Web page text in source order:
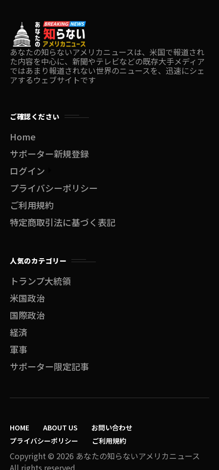
あなたの知らないアメリカニュースは、米国で報道され
た内容を中心に、新聞やテレビなどの既存大手メディア
ではあまり報道されない世界のニュースを、迅速にシェ
アするウェブサイトです
ご確認ください
Home
サポーター新規登録
ログイン
プライバシーポリシー
ご利用規約
特定商取引法に基づく表記
人気のカテゴリー
トランプ大統領
米国政治
国際政治
経済
軍事
サポーター限定記事
HOME ABOUT US
お問い合わせ
プライバシーポリシー
ご利用規約
Copyright © 2026 あなたの知らないアメリカニュース
All rights reserved.